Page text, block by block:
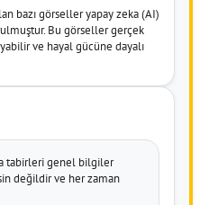
bazı görseller yapay zeka (AI)
Bu görseller gerçek
ve hayal gücüne dayalı
tabirleri genel bilgiler
değildir ve her zaman